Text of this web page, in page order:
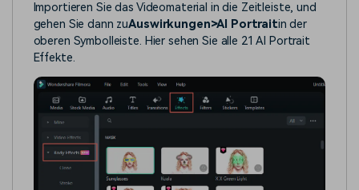
Importieren Sie das Videomaterial in die Zeitleiste, und
gehen Sie dann zuAuswirkungen>AI Portraitin der
oberen Symbolleiste. Hier sehen Sie alle 21 AI Portrait
Effekte.